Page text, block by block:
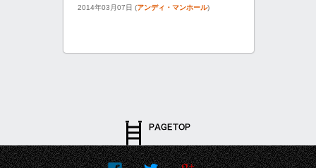
2014年03月07日 (アンディ・マンホール)